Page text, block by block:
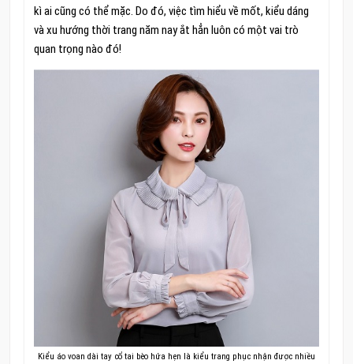
kì ai cũng có thể mặc. Do đó, việc tìm hiểu về mốt, kiểu dáng
và xu hướng thời trang năm nay ắt hẳn luôn có một vai trò
quan trọng nào đó!
Kiểu áo voan dài tay cổ tai bèo hứa hẹn là kiểu trang phục nhận được nhiều